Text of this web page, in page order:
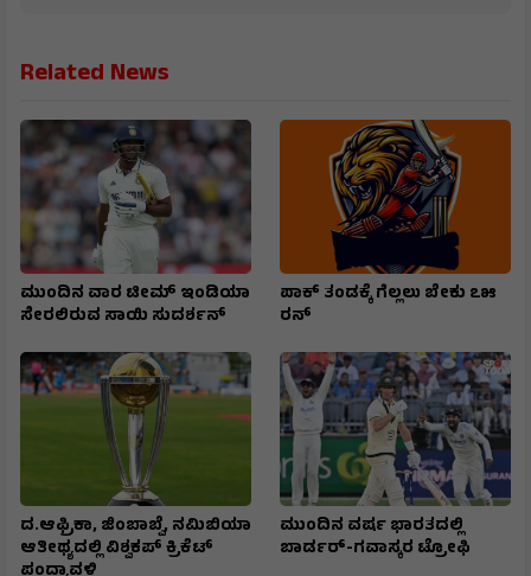
Related News
ಮುಂದಿನ ವಾರ ಟೀಮ್ ಇಂಡಿಯಾ
ಸೇರಲಿರುವ ಸಾಯಿ ಸುದರ್ಶನ್
ಪಾಕ್ ತಂಡಕ್ಕೆ ಗೆಲ್ಲಲು ಬೇಕು ೭೫
ರನ್
ದ.ಆಫ್ರಿಕಾ, ಜಿಂಬಾಬ್ವೆ, ನಮಿಬಿಯಾ
ಆತೀಥ್ಯದಲ್ಲಿ ವಿಶ್ವಕಪ್ ಕ್ರಿಕೆಟ್
ಮುಂದಿನ ವರ್ಷ ಭಾರತದಲ್ಲಿ
ಬಾರ್ಡರ್-ಗವಾಸ್ಕರ ಟ್ರೋಫಿ